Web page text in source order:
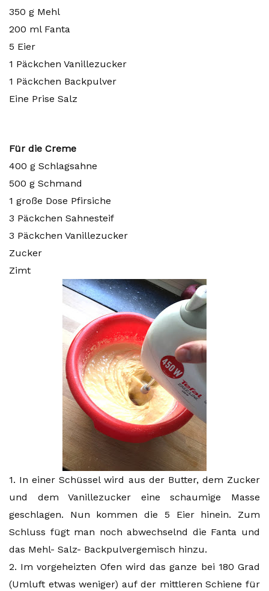
350 g Mehl
200 ml Fanta
5 Eier
1 Päckchen Vanillezucker
1 Päckchen Backpulver
Eine Prise Salz
Für die Creme
400 g Schlagsahne
500 g Schmand
1 große Dose Pfirsiche
3 Päckchen Sahnesteif
3 Päckchen Vanillezucker
Zucker
Zimt
1. In einer Schüssel wird aus der Butter, dem Zucker
und dem Vanillezucker eine schaumige Masse
geschlagen. Nun kommen die 5 Eier hinein. Zum
Schluss fügt man noch abwechselnd die Fanta und
das Mehl- Salz- Backpulvergemisch hinzu.
2. Im vorgeheizten Ofen wird das ganze bei 180 Grad
(Umluft etwas weniger) auf der mittleren Schiene für